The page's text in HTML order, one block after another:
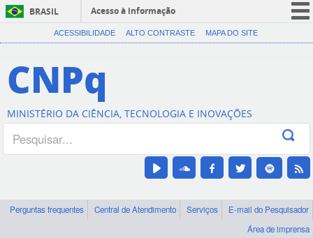
BRASIL
Acesso à informação
CORONAVÍRUS (COVID-19)
Canais
ACESSIBILIDADE ALTO CONTRASTE MAPA DO SITE
CNPq
MINISTÉRIO DA CIÊNCIA, TECNOLOGIA E INOVAÇÕES
Perguntas frequentes Central de Atendimento Serviços
E-mail do Pesquisador
Área de imprensa